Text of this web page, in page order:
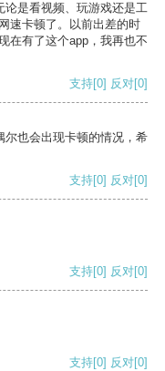
论是看视频、玩游戏还是工
速卡顿了。以前出差的时
在有了这个app，我再也不
支持[0] 反对[0]
尔也会出现卡顿的情况，希
支持[0] 反对[0]
支持[0] 反对[0]
支持[0] 反对[0]